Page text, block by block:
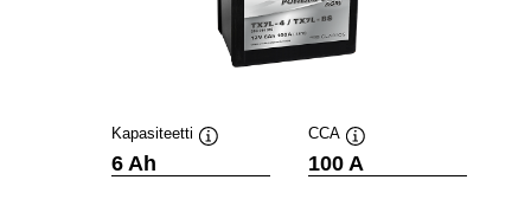
Kapasiteetti
6 Ah
CCA
Työkaluvihje
100 A